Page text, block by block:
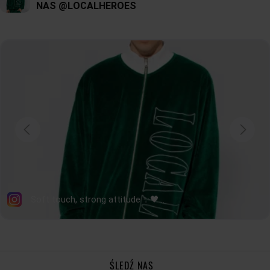
ofercie znalazły się również kapelusze bucket z oryginalnymi printami, a także
ŚLEDŹ NAS